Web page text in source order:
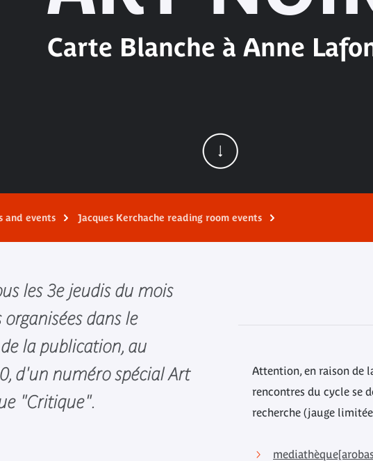
Carte Blanche à Anne
and events Jacques Kerchache reading room events
les 3e jeudis du mois
dans le
la publication, au
d'un numéro spécial Art
"Critique".
Attention, en raison de
rencontres du cycle se
recherche (jauge